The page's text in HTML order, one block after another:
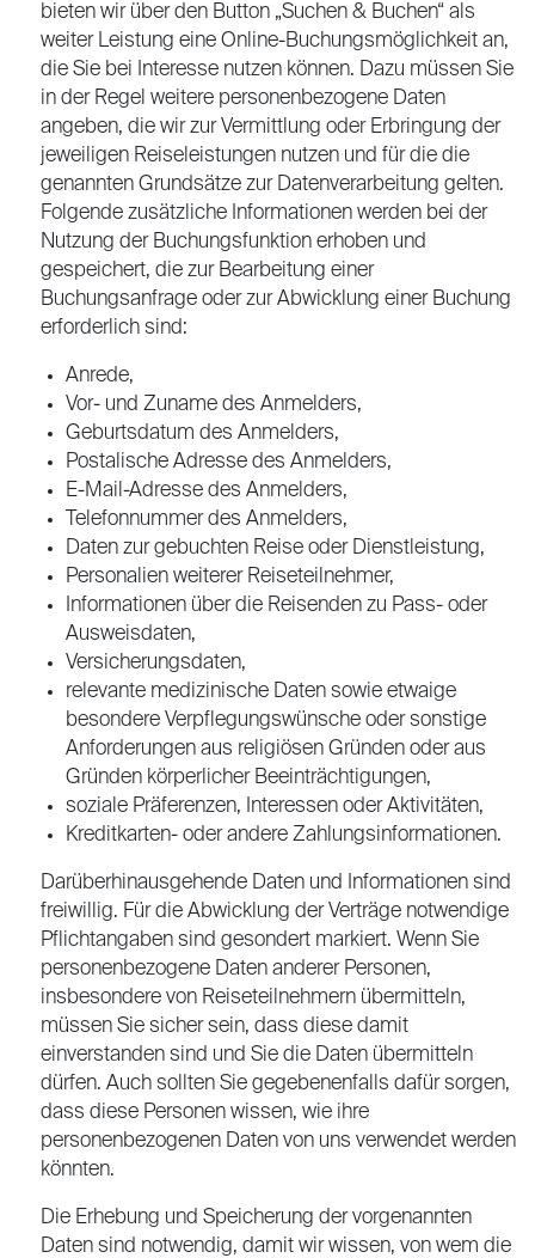
bieten wir über den Button „Suchen & Buchen“ als
weiter Leistung eine Online-Buchungsmöglichkeit an,
die Sie bei Interesse nutzen können. Dazu müssen Sie
in der Regel weitere personenbezogene Daten
angeben, die wir zur Vermittlung oder Erbringung der
jeweiligen Reiseleistungen nutzen und für die die
genannten Grundsätze zur Datenverarbeitung gelten.
Folgende zusätzliche Informationen werden bei der
Nutzung der Buchungsfunktion erhoben und
gespeichert, die zur Bearbeitung einer
Buchungsanfrage oder zur Abwicklung einer Buchung
erforderlich sind:
Anrede,
Vor- und Zuname des Anmelders,
Geburtsdatum des Anmelders,
Postalische Adresse des Anmelders,
E-Mail-Adresse des Anmelders,
Telefonnummer des Anmelders,
Daten zur gebuchten Reise oder Dienstleistung,
Personalien weiterer Reiseteilnehmer,
Informationen über die Reisenden zu Pass- oder
Ausweisdaten,
Versicherungsdaten,
relevante medizinische Daten sowie etwaige
besondere Verpflegungswünsche oder sonstige
Anforderungen aus religiösen Gründen oder aus
Gründen körperlicher Beeinträchtigungen,
soziale Präferenzen, Interessen oder Aktivitäten,
Kreditkarten- oder andere Zahlungsinformationen.
Darüberhinausgehende Daten und Informationen sind
freiwillig. Für die Abwicklung der Verträge notwendige
Pflichtangaben sind gesondert markiert. Wenn Sie
personenbezogene Daten anderer Personen,
insbesondere von Reiseteilnehmern übermitteln,
müssen Sie sicher sein, dass diese damit
einverstanden sind und Sie die Daten übermitteln
dürfen. Auch sollten Sie gegebenenfalls dafür sorgen,
dass diese Personen wissen, wie ihre
personenbezogenen Daten von uns verwendet werden
könnten.
Die Erhebung und Speicherung der vorgenannten
Daten sind notwendig, damit wir wissen, von wem die